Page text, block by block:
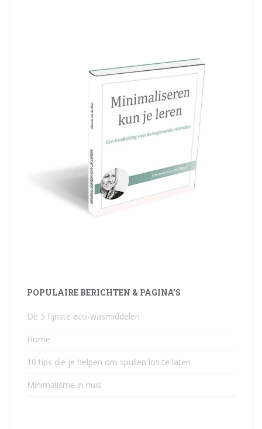
POPULAIRE BERICHTEN & PAGINA’S
De 5 fijnste eco-wasmiddelen
Home
10 tips die je helpen om spullen los te laten
Minimalisme in huis